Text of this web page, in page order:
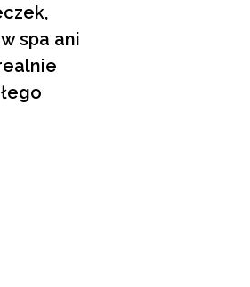
spa ani